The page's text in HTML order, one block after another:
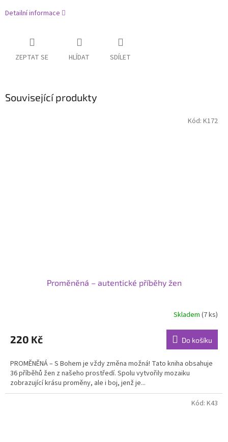
Detailní informace
ZEPTAT SE HLÍDAT SDÍLET
Související produkty
Proměněná – autentické příběhy žen
Skladem (7 ks)
220 Kč Do košíku
PROMĚNĚNÁ – S Bohem je vždy změna možná! Tato kniha obsahuje
36 příběhů žen z našeho prostředí. Spolu vytvořily mozaiku
zobrazující krásu proměny, ale i boj, jenž je...
Kód: K172
Kód: K43